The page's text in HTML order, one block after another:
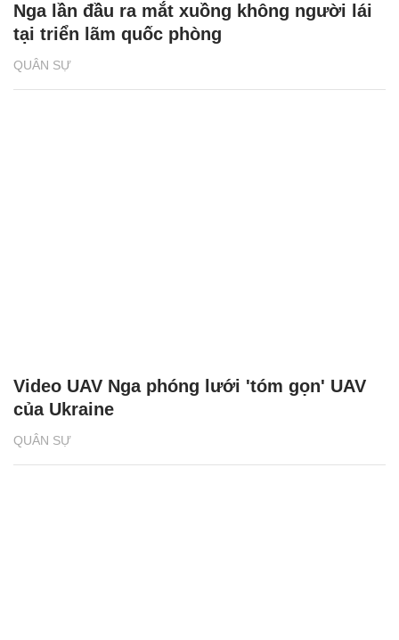
QUÂN SỰ
Nga lần đầu ra mắt xuồng không người lái
tại triển lãm quốc phòng
QUÂN SỰ
Video UAV Nga phóng lưới 'tóm gọn' UAV
của Ukraine